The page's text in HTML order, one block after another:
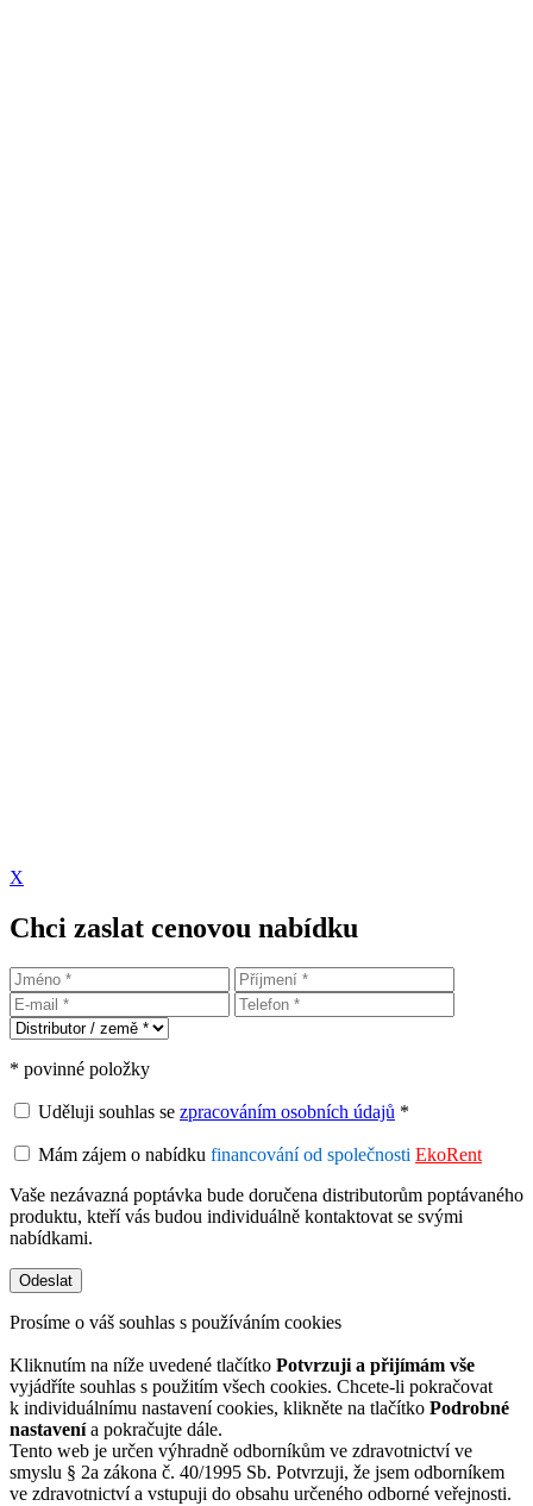
X
Chci zaslat cenovou nabídku
* povinné položky
Uděluji souhlas se zpracováním osobních údajů *
Mám zájem o nabídku financování od společnosti EkoRent
Vaše nezávazná poptávka bude doručena distributorům poptávaného
produktu, kteří vás budou individuálně kontaktovat se svými
nabídkami.
Prosíme o váš souhlas s používáním cookies
Kliknutím na níže uvedené tlačítko Potvrzuji a přijímám vše
vyjádříte souhlas s použitím všech cookies. Chcete-li pokračovat
k individuálnímu nastavení cookies, klikněte na tlačítko Podrobné
nastavenía pokračujte dále.
Tento web je určen výhradně odborníkům ve zdravotnictví ve
smyslu § 2a zákona č. 40/1995 Sb. Potvrzuji, že jsem odborníkem
ve zdravotnictví a vstupuji do obsahu určeného odborné veřejnosti.